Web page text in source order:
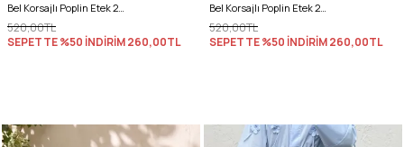
Bel Korsajlı Poplin Etek 26061 - BEBE MAVİSİ
520,00TL
SEPETTE %50 İNDİRİM260,00TL
Bel Korsajlı Poplin Etek 26061 - AÇIK PEMBE
520,00TL
SEPETTE %50 İNDİRİM260,00TL